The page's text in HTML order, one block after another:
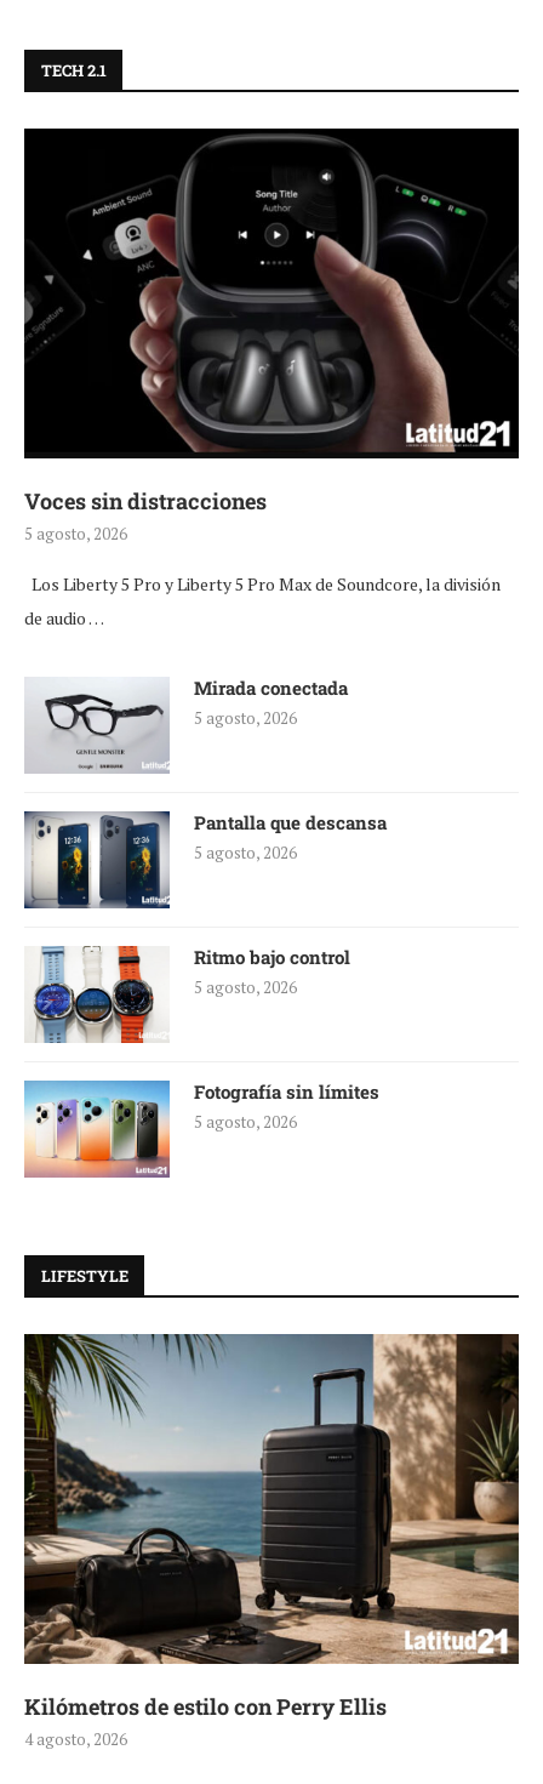
TECH 2.1
Voces sin distracciones
5 agosto, 2026
Los Liberty 5 Pro y Liberty 5 Pro Max de Soundcore, la división
de audio …
Mirada conectada
5 agosto, 2026
Pantalla que descansa
5 agosto, 2026
Ritmo bajo control
5 agosto, 2026
Fotografía sin límites
5 agosto, 2026
LIFESTYLE
Kilómetros de estilo con Perry Ellis
4 agosto, 2026